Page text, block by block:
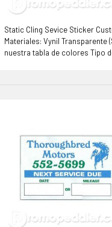
Static Cling Sevice Sticker
Materiales: Vynil Transparente
nuestra tabla de colores Tipo